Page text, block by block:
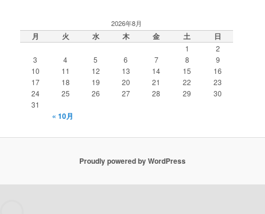
2026年8月
月 火 水 木 金 土 日
1
2
3
4 5 6 7 8
9
10
11 12 13 14 15
16
17
18 19 20 21 22
23
24
25 26 27 28 29
30
31
« 10月
Proudly powered by WordPress